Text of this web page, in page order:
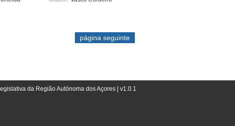
página seguinte
da Região Autónoma dos Açores | v1.0.1